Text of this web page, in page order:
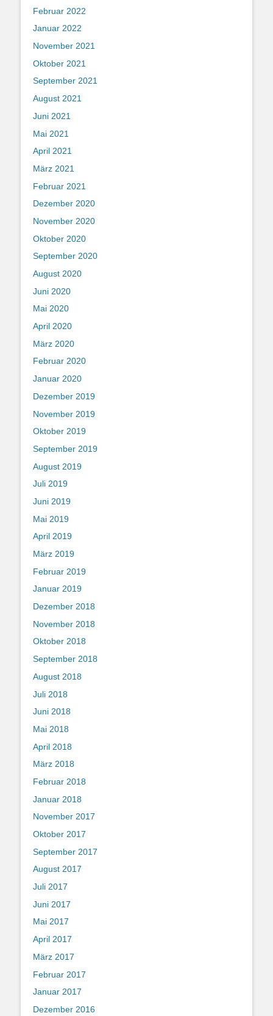
Februar 2022
Januar 2022
November 2021
Oktober 2021
September 2021
August 2021
Juni 2021
Mai 2021
April 2021
März 2021
Februar 2021
Dezember 2020
November 2020
Oktober 2020
September 2020
August 2020
Juni 2020
Mai 2020
April 2020
März 2020
Februar 2020
Januar 2020
Dezember 2019
November 2019
Oktober 2019
September 2019
August 2019
Juli 2019
Juni 2019
Mai 2019
April 2019
März 2019
Februar 2019
Januar 2019
Dezember 2018
November 2018
Oktober 2018
September 2018
August 2018
Juli 2018
Juni 2018
Mai 2018
April 2018
März 2018
Februar 2018
Januar 2018
November 2017
Oktober 2017
September 2017
August 2017
Juli 2017
Juni 2017
Mai 2017
April 2017
März 2017
Februar 2017
Januar 2017
Dezember 2016